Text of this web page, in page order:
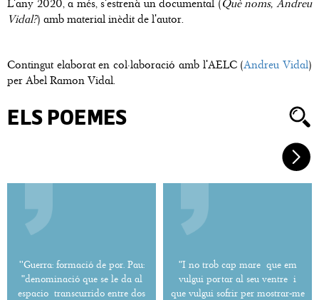
L'any 2020, a més, s'estrenà un documental (Què noms, Andreu
Vidal?) amb material inèdit de l'autor.
Contingut elaborat en col·laboració amb l'AELC (Andreu Vidal)
per Abel Ramon Vidal.
ELS POEMES
''Guerra: formació de por. Pau:
"denominació que se le da al
espacio transcurrido entre dos
"I no trob cap mare que em
vulgui portar al seu ventre i
que vulgui sofrir per mostrar-me